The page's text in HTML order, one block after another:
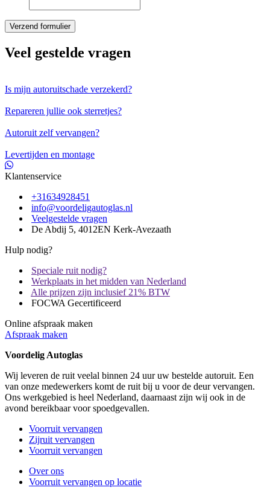
Veel gestelde vragen
Is mijn autoruitschade verzekerd?
Repareren jullie ook sterretjes?
Autoruit zelf vervangen?
Levertijden en montage
Klantenservice
+31634928451
info@voordeligautoglas.nl
Veelgestelde vragen
De Abdij 5, 4012EN Kerk-Avezaath
Hulp nodig?
Speciale ruit nodig?
Werkplaats in het midden van Nederland
Alle prijzen zijn inclusief 21% BTW
FOCWA Gecertificeerd
Online afspraak maken
Afspraak maken
Voordelig Autoglas
Wij leveren de ruit veelal binnen 24 uur uw bestelde autoruit. Een
van onze medewerkers komt de ruit bij u voor de deur vervangen.
Ons werkgebied is heel Nederland, daarnaast zijn wij ook in de
avond bereikbaar voor spoedgevallen.
Voorruit vervangen
Zijruit vervangen
Voorruit vervangen
Over ons
Voorruit vervangen op locatie